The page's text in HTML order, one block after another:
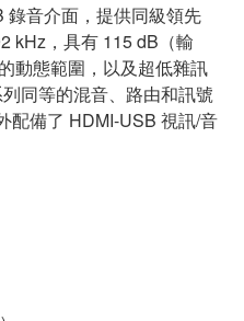
錄音介面，提供同級領先
kHz，具有 115 dB（輸
動態範圍，以及超低雜訊
同等的混音、路由和訊號
配備了 HDMI-USB 視訊/音